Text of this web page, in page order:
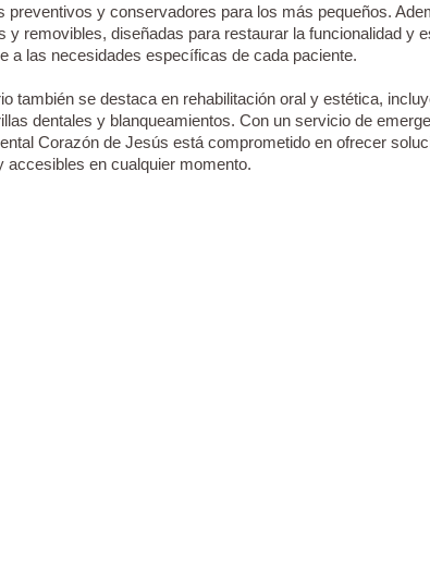
preventivos y conservadores para los más pequeños.
y removibles, diseñadas para restaurar la funcionalidad y
a las necesidades específicas de cada paciente.
también se destaca en rehabilitación oral y estética,
dentales y blanqueamientos. Con un servicio de
Corazón de Jesús está comprometido en ofrecer
accesibles en cualquier momento.